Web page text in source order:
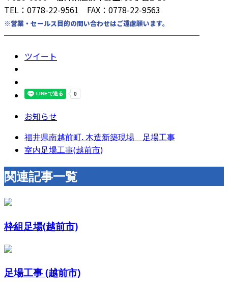
TEL：0778-22-9561 FAX：0778-22-9563
※営業・セールス目的の問い合わせはご遠慮願います。
────────────────────────
ツイート
お知らせ
福井県南越前町. 木造新築現場 足場工事
室内足場工事(越前市)
関連記事一覧
枠組足場(越前市)
足場工事 (越前市)